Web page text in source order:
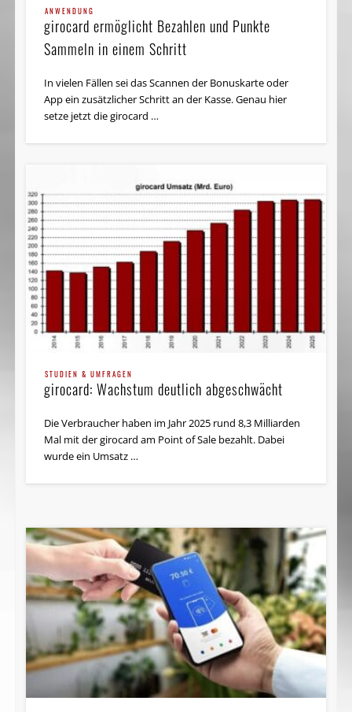
ANWENDUNG
girocard ermöglicht Bezahlen und Punkte
Sammeln in einem Schritt
In vielen Fällen sei das Scannen der Bonuskarte oder
App ein zusätzlicher Schritt an der Kasse. Genau hier
setze jetzt die girocard …
STUDIEN & UMFRAGEN
girocard: Wachstum deutlich abgeschwächt
Die Verbraucher haben im Jahr 2025 rund 8,3 Milliarden
Mal mit der girocard am Point of Sale bezahlt. Dabei
wurde ein Umsatz …